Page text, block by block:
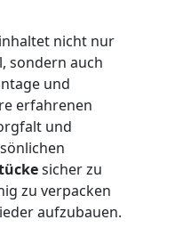
nicht nur
sondern auch
und
erfahrenen
und
sicher zu
zu verpacken
aufzubauen.